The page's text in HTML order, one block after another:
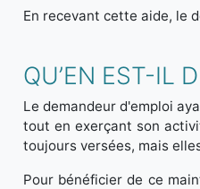
En recevant cette aide, le
QU’EN EST-IL
Le demandeur d'emploi
tout en exerçant son
toujours versées, mais
Pour bénéficier de ce